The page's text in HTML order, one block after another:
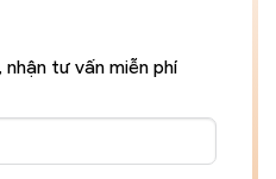
tư vấn miễn phí